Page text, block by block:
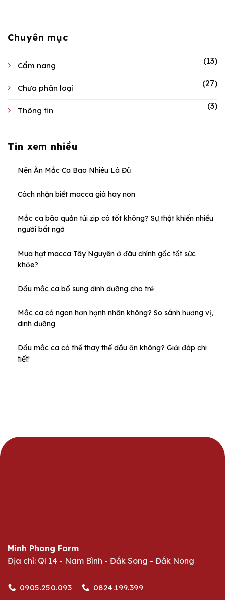
Chuyên mục
Cẩm nang (13)
Chưa phân loại (27)
Thông tin (3)
Tin xem nhiều
Nên Ăn Mắc Ca Bao Nhiêu Là Đủ
Cách nhận biết macca già hay non
Mắc ca bảo quản túi zip có tốt không? Sự thật khiến nhiều
người bất ngờ
Mua hạt macca Tây Nguyên ở đâu chính gốc tốt sức
khỏe?
Dầu mắc ca bổ sung dinh dưỡng cho trẻ
Mắc ca có ngon hơn hạnh nhân không? So sánh hương vị,
dinh dưỡng
Dầu mắc ca có thể thay thế dầu ăn không? Giải đáp chi
tiết!
Minh Phong Farm
Địa chỉ: Ql 14 - Nam Bình - Đắk Song - Đắk Nông
0905.250.093 0824.199.399